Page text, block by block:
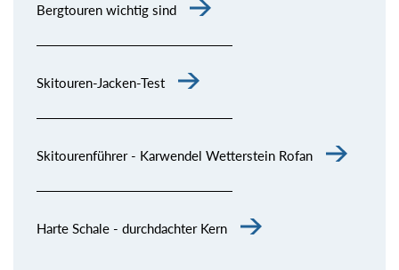
Bergtouren wichtig sind
Skitouren-Jacken-Test
Skitourenführer - Karwendel Wetterstein Rofan
Harte Schale - durchdachter Kern